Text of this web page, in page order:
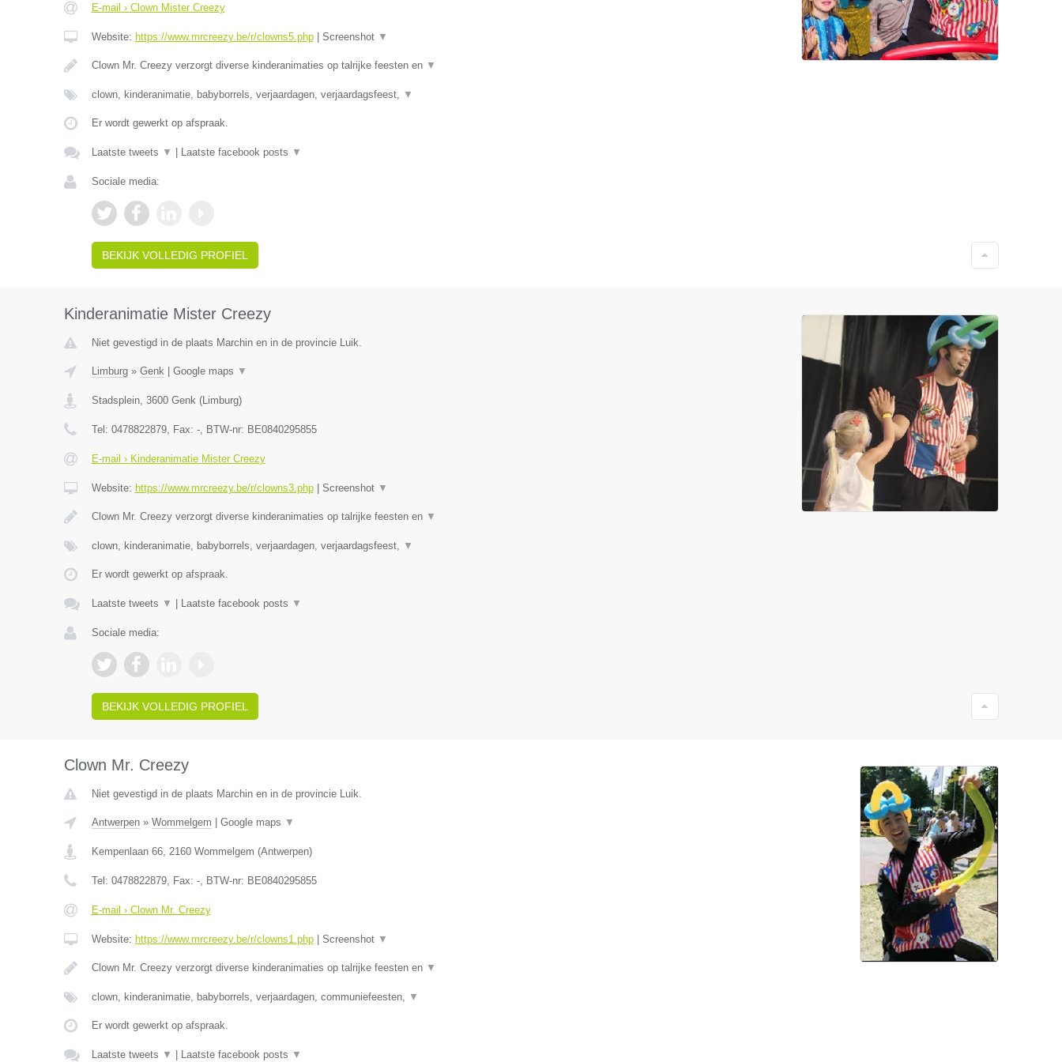
E-mail › Clown Mister Creezy
Website: https://www.mrcreezy.be/r/clowns5.php| Screenshot ▼
Clown Mr. Creezy verzorgt diverse kinderanimaties op talrijke feesten en ▼
clown, kinderanimatie, babyborrels, verjaardagen, verjaardagsfeest, ▼
Er wordt gewerkt op afspraak.
Laatste tweets ▼ Laatste facebook posts ▼
Sociale media:
BEKIJK VOLLEDIG PROFIEL
Kinderanimatie Mister Creezy
Niet gevestigd in de plaats Marchin en in de provincie Luik.
Limburg» Genk| Google maps ▼
Stadsplein, 3600 Genk(Limburg)
Tel: 0478822879, Fax: -, BTW-nr: BE0840295855
E-mail › Kinderanimatie Mister Creezy
Website: https://www.mrcreezy.be/r/clowns3.php| Screenshot ▼
Clown Mr. Creezy verzorgt diverse kinderanimaties op talrijke feesten en ▼
clown, kinderanimatie, babyborrels, verjaardagen, verjaardagsfeest, ▼
Er wordt gewerkt op afspraak.
Laatste tweets ▼ Laatste facebook posts ▼
Sociale media:
BEKIJK VOLLEDIG PROFIEL
Clown Mr. Creezy
Niet gevestigd in de plaats Marchin en in de provincie Luik.
Antwerpen» Wommelgem Google maps ▼
Kempenlaan 66, 2160 Wommelgem (Antwerpen)
Tel: 0478822879, Fax: -, BTW-nr: BE0840295855
E-mail › Clown Mr. Creezy
Website: https://www.mrcreezy.be/r/clowns1.php| Screenshot ▼
Clown Mr. Creezy verzorgt diverse kinderanimaties op talrijke feesten en ▼
clown, kinderanimatie, babyborrels, verjaardagen, communiefeesten, ▼
Er wordt gewerkt op afspraak.
Laatste tweets ▼ Laatste facebook posts ▼